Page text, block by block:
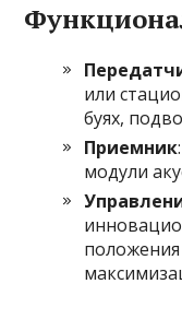
или
буях,
Приемник
модули